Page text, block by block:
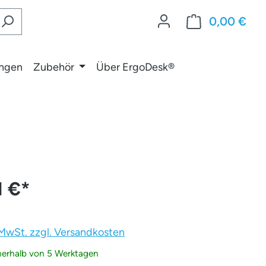
0,00 €
Zubehör Über ErgoDesk®
€*
zzgl. Versandkosten
von 5 Werktagen